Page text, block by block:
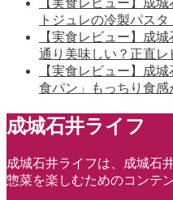
トジュレの冷製パス
【実食レビュー】成
通り美味しい？正直レ
【実食レビュー】成
食パン」もっちり食感
成城石井ライフ
成城石井ライフは、成城石
惣菜を楽しむためのコンテ